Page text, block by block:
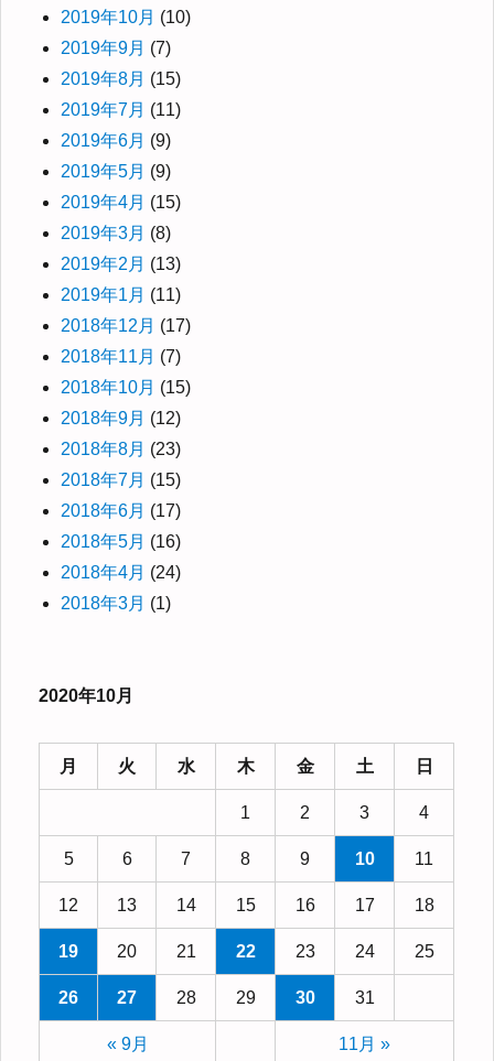
2019年10月 (10)
2019年9月 (7)
2019年8月 (15)
2019年7月 (11)
2019年6月 (9)
2019年5月 (9)
2019年4月 (15)
2019年3月 (8)
2019年2月 (13)
2019年1月 (11)
2018年12月 (17)
2018年11月 (7)
2018年10月 (15)
2018年9月 (12)
2018年8月 (23)
2018年7月 (15)
2018年6月 (17)
2018年5月 (16)
2018年4月 (24)
2018年3月 (1)
2020年10月
月 火 水 木 金 土 日
« 9月 11月 »
1 2 3 4
5 6 7 8 9 10 11
12 13 14 15 16 17 18
19 20 21 22 23 24 25
26 27 28 29 30 31